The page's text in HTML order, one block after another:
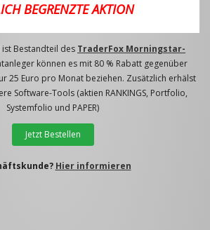
BEGRENZTE AKTION
Bestandteil des TraderFox Morningstar-
können es mit 80 % Rabatt gegenüber
25 Euro pro Monat beziehen. Zusätzlich erhälst
Software-Tools (aktien RANKINGS, Portfolio,
Systemfolio und PAPER)
Jetzt Bestellen
Hier informieren